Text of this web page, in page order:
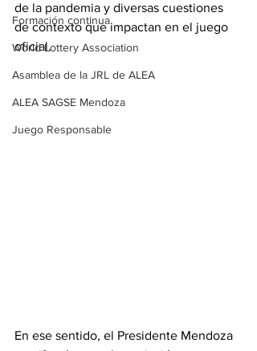
Formación continua
World Lottery Association
Asamblea de la JRL de ALEA
ALEA SAGSE Mendoza
Juego Responsable
de la pandemia y diversas cuestiones
de contexto que impactan en el juego
oficial.
En ese sentido, el Presidente Mendoza